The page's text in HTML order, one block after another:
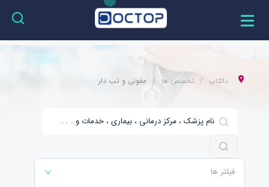
داکتاپ تخصص ها عفونی و تب دار
فیلتر ها